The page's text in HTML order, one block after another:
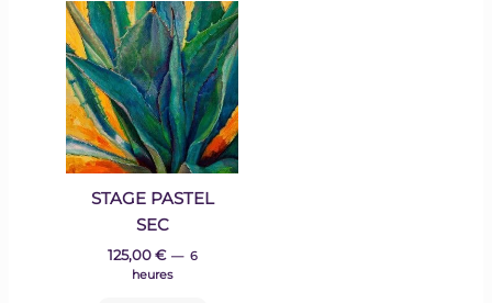
STAGE PASTEL
SEC
125,00€
6
heures